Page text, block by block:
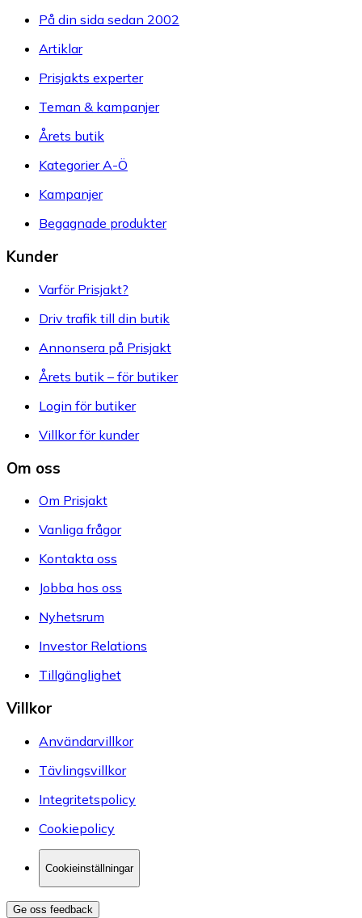
På din sida sedan 2002
Artiklar
Prisjakts experter
Teman & kampanjer
Årets butik
Kategorier A-Ö
Kampanjer
Begagnade produkter
Kunder
Varför Prisjakt?
Driv trafik till din butik
Annonsera på Prisjakt
Årets butik – för butiker
Login för butiker
Villkor för kunder
Om oss
Om Prisjakt
Vanliga frågor
Kontakta oss
Jobba hos oss
Nyhetsrum
Investor Relations
Tillgänglighet
Villkor
Användarvillkor
Tävlingsvillkor
Integritetspolicy
Cookiepolicy
Cookieinställningar
Ge oss feedback